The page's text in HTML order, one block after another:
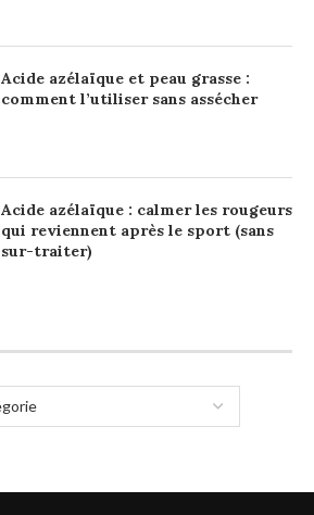
Acide azélaïque et peau grasse :
comment l’utiliser sans assécher
Acide azélaïque : calmer les rougeurs
qui reviennent après le sport (sans
sur-traiter)